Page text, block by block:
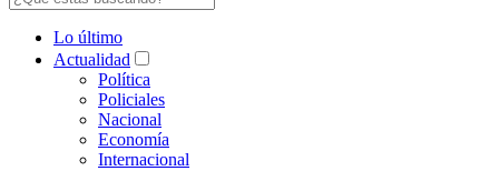
Lo último
Actualidad
Política
Policiales
Nacional
Economía
Internacional